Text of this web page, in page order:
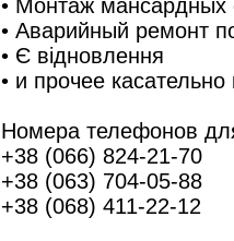
• Монтаж мансардных
• Аварийный ремонт
• Є відновлення
• и прочее
Номера телефонов
+38 (066) 824-21-70
+38 (063) 704-05-88
+38 (068) 411-22-12